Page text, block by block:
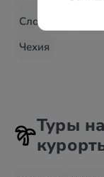
Словения
Чехия
Туры